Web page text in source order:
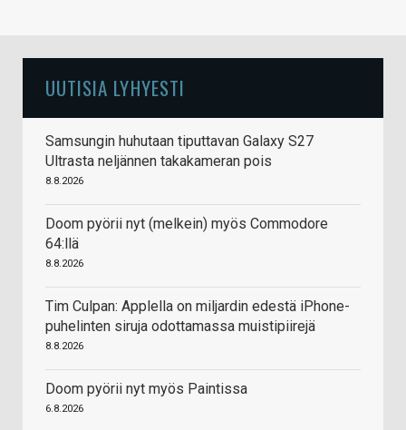
UUTISIA LYHYESTI
Samsungin huhutaan tiputtavan Galaxy S27
Ultrasta neljännen takakameran pois
8.8.2026
Doom pyörii nyt (melkein) myös Commodore
64:llä
8.8.2026
Tim Culpan: Applella on miljardin edestä iPhone-
puhelinten siruja odottamassa muistipiirejä
8.8.2026
Doom pyörii nyt myös Paintissa
6.8.2026